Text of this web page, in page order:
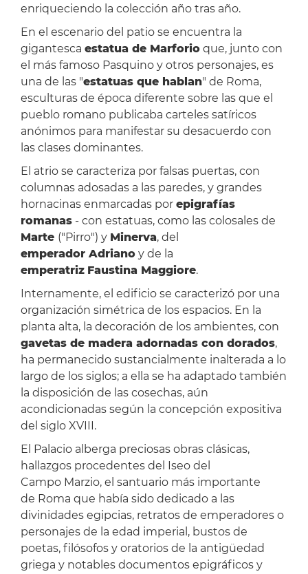
enriqueciendo la colección año tras año.
En el escenario del patio se encuentra la
gigantesca estatua de Marforioque, junto con
el más famoso Pasquino y otros personajes, es
una de las "estatuas que hablan" de Roma,
esculturas de época diferente sobre las que el
pueblo romano publicaba carteles satíricos
anónimos para manifestar su desacuerdo con
las clases dominantes.
El atrio se caracteriza por falsas puertas, con
columnas adosadas a las paredes, y grandes
hornacinas enmarcadas por epigrafías
romanas- con estatuas, como las colosales de
Marte ("Pirro") y Minerva, del
emperador Adrianoy de la
emperatriz Faustina Maggiore.
Internamente, el edificio se caracterizó por una
organización simétrica de los espacios. En la
planta alta, la decoración de los ambientes, con
gavetas de madera adornadas con dorados,
ha permanecido sustancialmente inalterada a lo
largo de los siglos; a ella se ha adaptado también
la disposición de las cosechas, aún
acondicionadas según la concepción expositiva
del siglo XVIII.
El Palacio alberga preciosas obras clásicas,
hallazgos procedentes del Iseo del
Campo Marzio, el santuario más importante
de Roma que había sido dedicado a las
divinidades egipcias, retratos de emperadores o
personajes de la edad imperial, bustos de
poetas, filósofos y oratorios de la antigüedad
griega y notables documentos epigráficos y